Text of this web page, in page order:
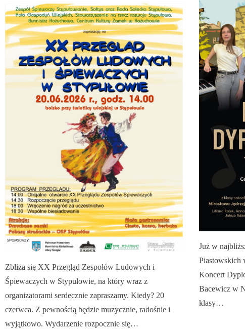
Zbliża się XX Przegląd Zespołów Ludowych i
Śpiewaczych w Stypułowie, na który wraz z
organizatorami serdecznie zapraszamy. Kiedy? 20
czerwca. Z pewnością będzie muzycznie, radośnie i
wyjątkowo. Wydarzenie rozpocznie się…
Już w
Piastowskich
Koncert
Bacewicz w
klasy…